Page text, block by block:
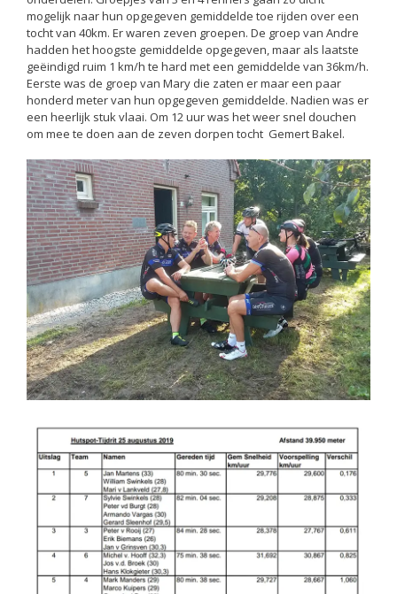
mogelijk naar hun opgegeven gemiddelde toe rijden over een
tocht van 40km. Er waren zeven groepen. De groep van Andre
hadden het hoogste gemiddelde opgegeven, maar als laatste
geëindigd ruim 1 km/h te hard met een gemiddelde van 36km/h.
Eerste was de groep van Mary die zaten er maar een paar
honderd meter van hun opgegeven gemiddelde. Nadien was er
een heerlijk stuk vlaai. Om 12 uur was het weer snel douchen
om mee te doen aan de zeven dorpen tocht Gemert Bakel.